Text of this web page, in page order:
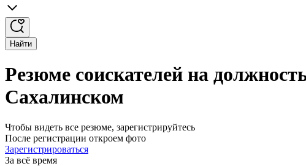
Найти
Резюме соискателей на
Сахалинском
Чтобы видеть все резюме, зарегистрируйтесь
После регистрации откроем фото
Зарегистрироваться
За всё время